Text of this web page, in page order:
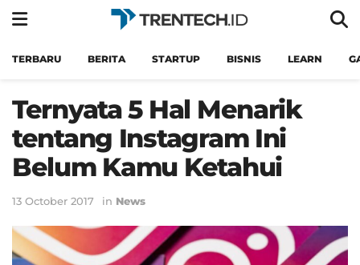
TERBARU BERITA STARTUP BISNIS LEARN
Ternyata 5 Hal Menarik
tentang Instagram Ini
Belum Kamu Ketahui
13 October 2017 in News